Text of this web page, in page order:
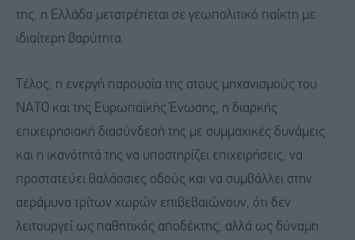
της, η Ελλάδα μετατρέπεται σε γεωπολιτικό παίκτη με
ιδιαίτερη βαρύτητα.
Τέλος, η ενεργή παρουσία της στους μηχανισμούς του
ΝΑΤΟ και της Ευρωπαϊκής Ένωσης, η διαρκής
επιχειρησιακή διασύνδεσή της με συμμαχικές δυνάμεις
και η ικανότητά της να υποστηρίζει επιχειρήσεις, να
προστατεύει θαλάσσιες οδούς και να συμβάλλει στην
αεράμυνα τρίτων χωρών επιβεβαιώνουν, ότι δεν
λειτουργεί ως παθητικός αποδέκτης, αλλά ως δύναμη